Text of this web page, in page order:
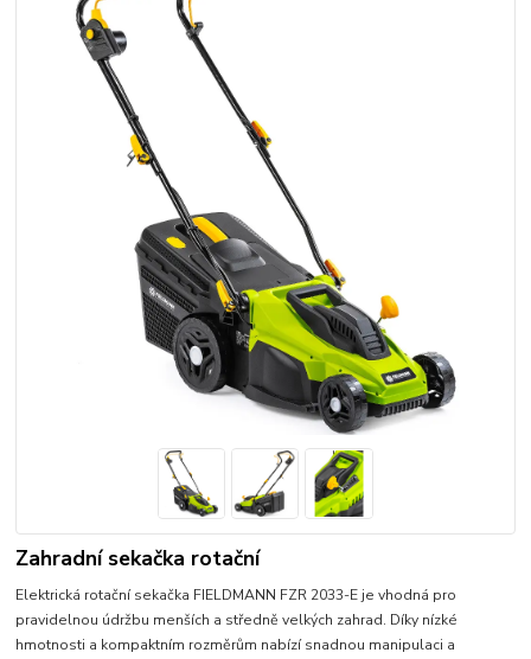
Zahradní sekačka rotační
Elektrická rotační sekačka FIELDMANN FZR 2033-E je vhodná pro
pravidelnou údržbu menších a středně velkých zahrad. Díky nízké
hmotnosti a kompaktním rozměrům nabízí snadnou manipulaci a